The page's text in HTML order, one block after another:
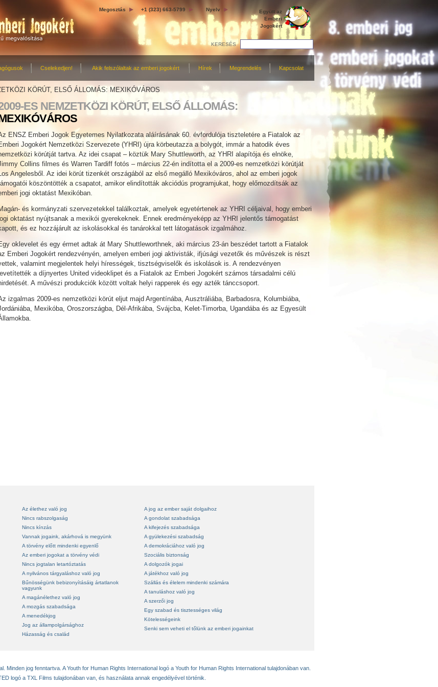
Megosztás +1 (323) 663-5799 Nyelv
Együtt az
Emberi
Jogokért
KERESÉS
Cselekedjen! Akik felszólaltak az emberi jogokért Hírek Megrendelés Kapcsolat
KÖRÚT, ELSŐ ÁLLOMÁS: MEXIKÓVÁROS
ES NEMZETKÖZI KÖRÚT, ELSŐ ÁLLOMÁS:
ENSZ Emberi Jogok Egyetemes Nyilatkozata aláírásának 60. évfordulója tiszteletére a Fiatalok az
Jogokért Nemzetközi Szervezete (YHRI) újra körbeutazza a bolygót, immár a hatodik éves
körútját tartva. Az idei csapat – köztük Mary Shuttleworth, az YHRI alapítója és elnöke,
Collins filmes és Warren Tardiff fotós – március 22-én indította el a 2009-es nemzetközi körútját
Angelesből. Az idei körút tizenkét országából az első megálló Mexikóváros, ahol az emberi jogok
köszöntötték a csapatot, amikor elindították akciódús programjukat, hogy előmozdítsák az
jogi oktatást Mexikóban.
és kormányzati szervezetekkel találkoztak, amelyek egyetértenek az YHRI céljaival, hogy emberi
oktatást nyújtsanak a mexikói gyerekeknek. Ennek eredményeképp az YHRI jelentős támogatást
és ez hozzájárult az iskolásokkal és tanárokkal tett látogatások izgalmához.
oklevelet és egy érmet adtak át Mary Shuttleworthnek, aki március 23-án beszédet tartott a Fiatalok
Emberi Jogokért rendezvényén, amelyen emberi jogi aktivisták, ifjúsági vezetők és művészek is részt
valamint megjelentek helyi hírességek, tisztségviselők és iskolások is. A rendezvényen
a díjnyertes United videoklipet és a Fiatalok az Emberi Jogokért számos társadalmi célú
A művészi produkciók között voltak helyi rapperek és egy azték tánccsoport.
izgalmas 2009-es nemzetközi körút eljut majd Argentínába, Ausztráliába, Barbadosra, Kolumbiába,
Mexikóba, Oroszországba, Dél-Afrikába, Svájcba, Kelet-Timorba, Ugandába és az Egyesült
Az élethez való jog
Nincs rabszolgaság
Nincs kínzás
Vannak jogaink, akárhová is megyünk
A törvény előtt mindenki egyenlő
Az emberi jogokat a törvény védi
Nincs jogtalan letartóztatás
A nyilvános tárgyaláshoz való jog
Bűnösségünk bebizonyításáig ártatlanok
vagyunk
A magánélethez való jog
A mozgás szabadsága
A menedékjog
Jog az állampolgársághoz
Házasság és család
A jog az ember saját dolgaihoz
A gondolat szabadsága
A kifejezés szabadsága
A gyülekezési szabadság
A demokráciához való jog
Szociális biztonság
A dolgozók jogai
A játékhoz való jog
Szállás és élelem mindenki számára
A tanuláshoz való jog
A szerzői jog
Egy szabad és tisztességes világ
Kötelességeink
Senki sem veheti el tőlünk az emberi jogainkat
Minden jog fenntartva. A Youth for Human Rights International logó a Youth for Human Rights International tulajdonában van.
logó a TXL Films tulajdonában van, és használata annak engedélyével történik.